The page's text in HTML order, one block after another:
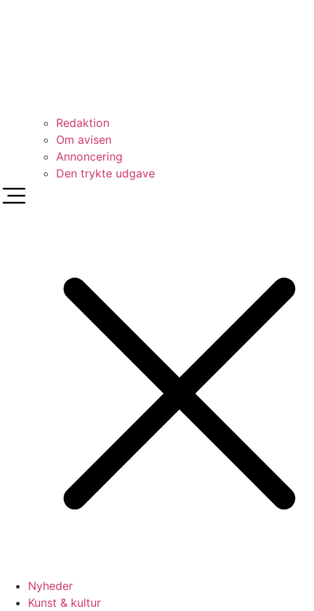
Redaktion
Om avisen
Annoncering
Den trykte udgave
Nyheder
Kunst & kultur